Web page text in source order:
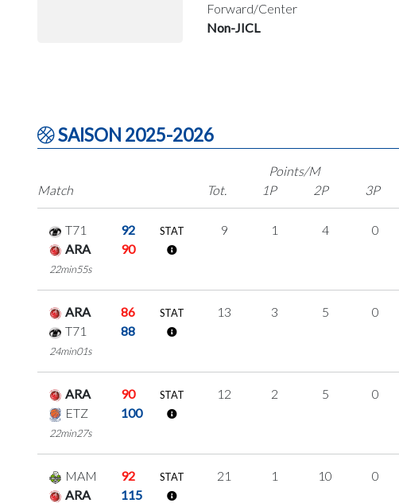
Forward/Center
Non-JICL
SAISON 2025-2026
Match
Points/M
Tot.
1P 2P 3P
T71
92
ARA
90
22min55s
STAT 9 1 4 0
ARA
86
T71
88
24min01s
STAT 13 3 5 0
ARA
90
ETZ
100
22min27s
STAT 12 2 5 0
MAM
92
ARA
115
STAT 21 1 10 0